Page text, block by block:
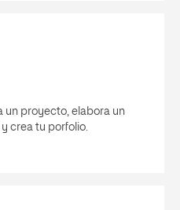
un proyecto, elabora un
crea tu porfolio.